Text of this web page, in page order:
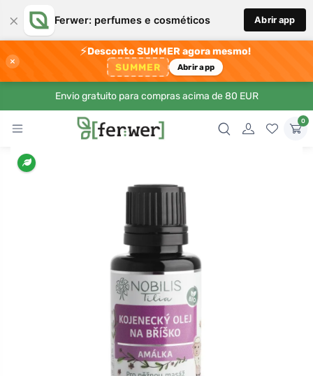
× Ferwer: perfumes e cosméticos Abrir app
×
⚡Desconto SUMMER agora mesmo!
SUMMER Abrir app
Envio gratuito para compras acima de 80 EUR
0